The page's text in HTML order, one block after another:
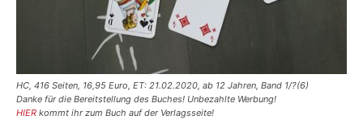
HC, 416 Seiten, 16,95 Euro, ET: 21.02.2020, ab 12 Jahren, Band 1/?(6)
Danke für die Bereitstellung des Buches! Unbezahlte Werbung!
HIER kommt ihr zum Buch auf der Verlagsseite!